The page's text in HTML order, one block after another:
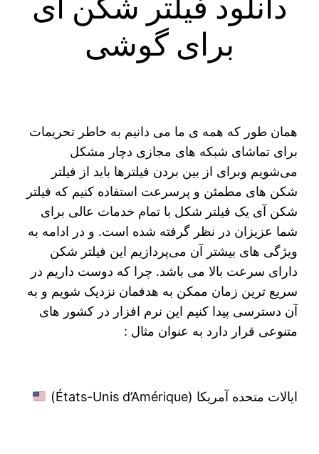
برای گوشی
همان طور که همه ی ما می دانیم به خاطر تحریمات
برای تماشای شبکه های مجازی دچار مشکل
می‌شویم وبرای از بین بردن فیلترها باید از فیلتر
شکن های مطمئن و پرسرعت استفاده کنیم که فیلتر
شکن آی یک فیلتر شکل با تمام خدمات عالی برای
شما عزیزان در نظر گرفته شده است. و در ادامه به
ویژگی های بیشتر آن می‌پردازیم این فیلتر شکن
دارای سرعت بالا می باشد. چرا که دوست داریم در
سریع ترین زمان ممکن به هدفمان نزدیک شویم و به
آن دسترسی پیدا کنیم این نرم افزار در کشور های
متنوعی قرار دارد به عنوان مثال :
ایالات متحده آمریکا (États-Unis d’Amérique)